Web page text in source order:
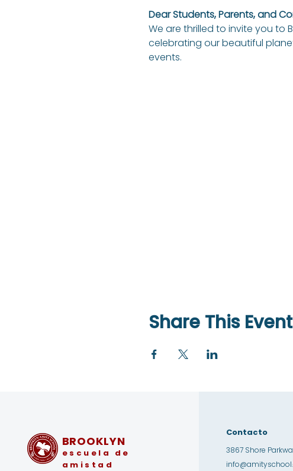
Dear Students, Parents, and
We are thrilled to invite you to
celebrating our beautiful
events.
Share This Event
BROOKLYN
escuela de
amistad
Contacto
3867 Shore